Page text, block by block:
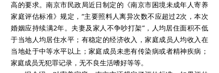
高的要求。南京市民政局近日制定的《南京市困境未成年人寄养
家庭评估标准》规定，“主要照料人离异次数不应超过2次，本次
婚姻应持续满2年。夫妻及家人不争吵打架”，人均居住面积不低
于当地人均居住水平；有稳定的经济收入，家庭成员人均收入在
当地处于中等水平以上；家庭成员未患有传染病或者精神疾病；
家庭成员无犯罪记录，无不良生活嗜好等等。